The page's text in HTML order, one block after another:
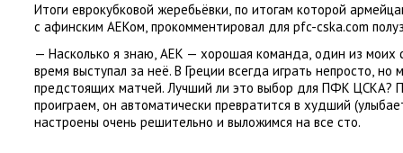
Итоги еврокубковой жеребьёвки, по итогам которой
с афинским АЕКом, прокомментировал для pfc-cska.com
— Насколько я знаю, АЕК — хорошая команда, один из моих
время выступал за неё. В Греции всегда играть непросто, но
предстоящих матчей. Лучший ли это выбор для ПФК ЦСКА?
проиграем, он автоматически превратится в худший (
настроены очень решительно и выложимся на все сто.